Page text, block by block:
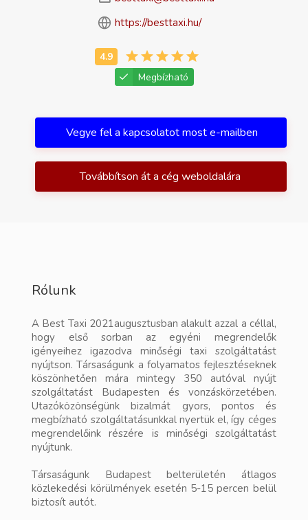
https://besttaxi.hu/
Megbízható
Vegye fel a kapcsolatot most e-mailben
Továbbítson át a cég weboldalára
Rólunk
A Best Taxi 2021augusztusban alakult azzal a céllal,
hogy első sorban az egyéni megrendelők
igényeihez igazodva minőségi taxi szolgáltatást
nyújtson. Társaságunk a folyamatos fejlesztéseknek
köszönhetően mára mintegy 350 autóval nyújt
szolgáltatást Budapesten és vonzáskörzetében.
Utazóközönségünk bizalmát gyors, pontos és
megbízható szolgáltatásunkkal nyertük el, így céges
megrendelőink részére is minőségi szolgáltatást
nyújtunk.
Társaságunk Budapest belterületén átlagos
közlekedési körülmények esetén 5-15 percen belül
biztosít autót.